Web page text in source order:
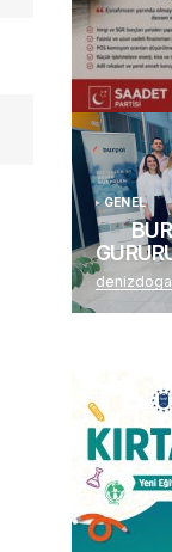
(başlıksız)
Alaattin
GENEL